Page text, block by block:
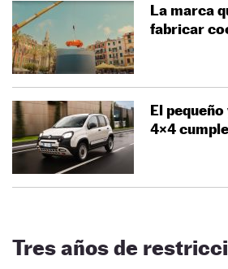
La marca
fabricar
El pequeño
4×4
Tres años de